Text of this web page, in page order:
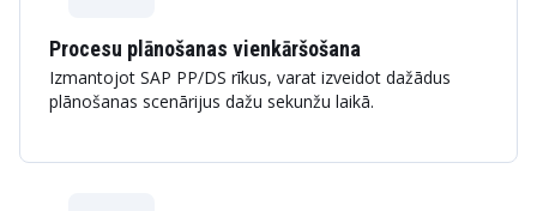
Procesu plānošanas vienkāršošana
Izmantojot SAP PP/DS rīkus, varat izveidot dažādus
plānošanas scenārijus dažu sekunžu laikā.